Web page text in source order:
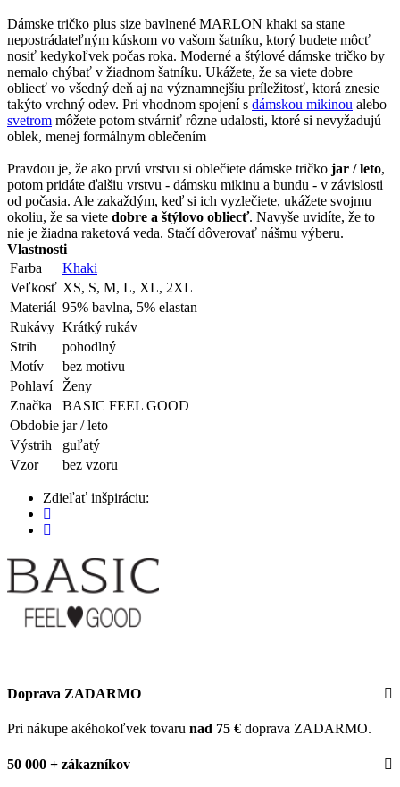
Dámske tričko plus size bavlnené MARLON khaki sa stane
nepostrádateľným kúskom vo vašom šatníku, ktorý budete môcť
nosiť kedykoľvek počas roka. Moderné a štýlové dámske tričko by
nemalo chýbať v žiadnom šatníku. Ukážete, že sa viete dobre
obliecť vo všedný deň aj na významnejšiu príležitosť, ktorá znesie
takýto vrchný odev. Pri vhodnom spojení s dámskou mikinou alebo
svetrom môžete potom stvárniť rôzne udalosti, ktoré si nevyžadujú
oblek, menej formálnym oblečením
Pravdou je, že ako prvú vrstvu si oblečiete dámske tričko jar / leto,
potom pridáte ďalšiu vrstvu - dámsku mikinu a bundu - v závislosti
od počasia. Ale zakaždým, keď si ich vyzlečiete, ukážete svojmu
okoliu, že sa viete dobre a štýlovo obliecť. Navyše uvidíte, že to
nie je žiadna raketová veda. Stačí dôverovať nášmu výberu.
Vlastnosti
Farba
Khaki
Veľkosť XS, S, M, L, XL, 2XL
Materiál 95% bavlna, 5% elastan
Rukávy Krátký rukáv
Strih
pohodlný
Motív
bez motivu
Pohlaví
Ženy
Značka
BASIC FEEL GOOD
Obdobie jar / leto
Výstrih
guľatý
Vzor
bez vzoru
Zdieľať inšpiráciu:
Doprava ZADARMO
Pri nákupe akéhokoľvek tovaru nad 75 € doprava ZADARMO.
50 000 + zákazníkov